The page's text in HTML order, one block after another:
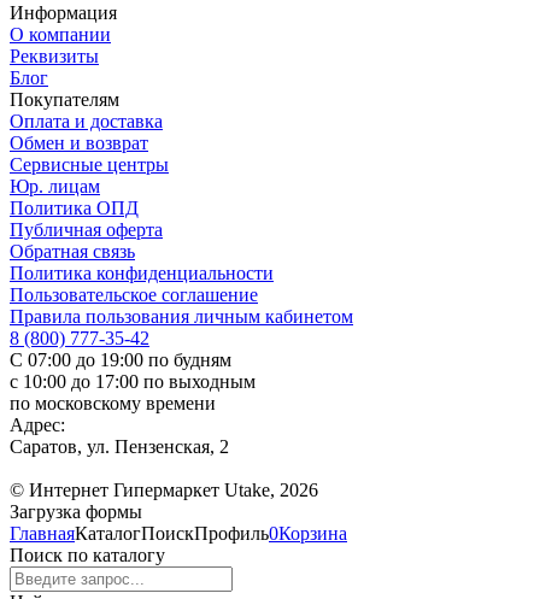
Информация
О компании
Реквизиты
Блог
Покупателям
Оплата и доставка
Обмен и возврат
Сервисные центры
Юр. лицам
Политика ОПД
Публичная оферта
Обратная связь
Политика конфиденциальности
Пользовательское соглашение
Правила пользования личным кабинетом
8 (800) 777-35-42
С 07:00 до 19:00 по будням
с 10:00 до 17:00 по выходным
по московскому времени
Адрес:
Саратов, ул. Пензенская, 2
© Интернет Гипермаркет Utake, 2026
Загрузка формы
ГлавнаяКаталогПоискПрофиль0Корзина
Поиск по каталогу